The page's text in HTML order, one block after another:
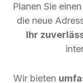
Planen Sie
die neue
Ihr
Wir bieten